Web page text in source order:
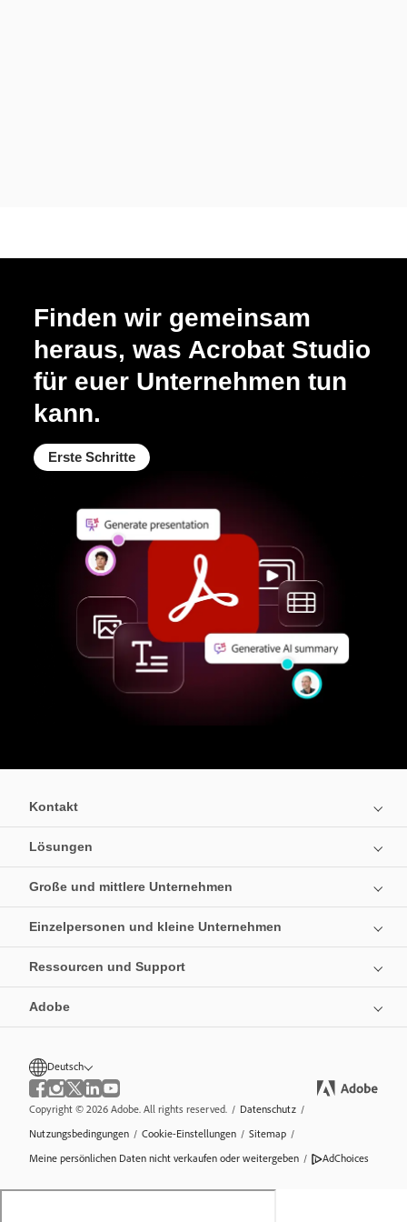
Finden wir gemeinsam
heraus, was Acrobat Studio
für euer Unternehmen tun
kann.
Erste Schritte
Kontakt
Lösungen
Große und mittlere Unternehmen
Einzelpersonen und kleine Unternehmen
Ressourcen und Support
Adobe
Deutsch
Copyright © 2026 Adobe. All rights reserved. / Datenschutz /
Nutzungsbedingungen / Cookie-Einstellungen / Sitemap /
Meine persönlichen Daten nicht verkaufen oder weitergeben / AdChoices